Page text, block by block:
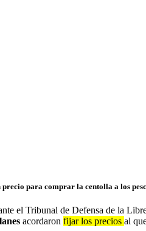
para comprar la centolla a los
el Tribunal de Defensa de la
acordaron fijar los precios al